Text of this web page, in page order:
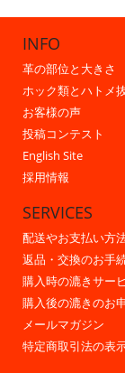
INFO
革の部位と大きさ
ホック類とハトメ
お客様の声
投稿コンテスト
English Site
採用情報
SERVICES
配送やお支払い方
返品・交換のお手
購入時の漉きサー
購入後の漉きのお
メールマガジン
特定商取引法の表